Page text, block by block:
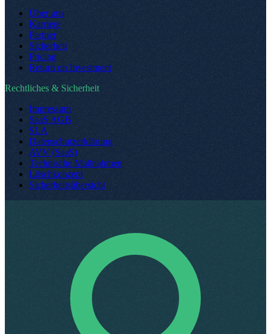
Über uns
Karriere
Partner
Sicherheit
Pricing
Return on Investment
Rechtliches & Sicherheit
Impressum
SaaS AGB
SLA
Datenschutzerklärung
AVV (SaaS)
Technische Maßnahmen
Löschkonzept
Sicherheitsübersicht